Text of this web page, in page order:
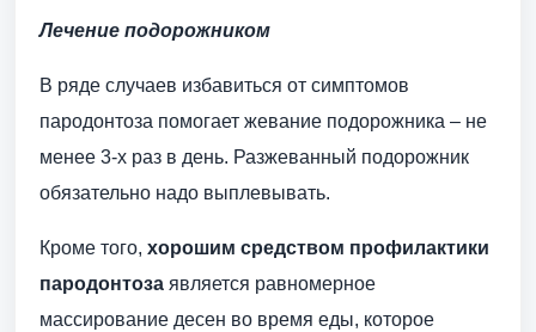
Лечение подорожником
В ряде случаев избавиться от симптомов
пародонтоза помогает жевание подорожника – не
менее 3-х раз в день. Разжеванный подорожник
обязательно надо выплевывать.
Кроме того, хорошим средством профилактики
пародонтоза является равномерное
массирование десен во время еды, которое